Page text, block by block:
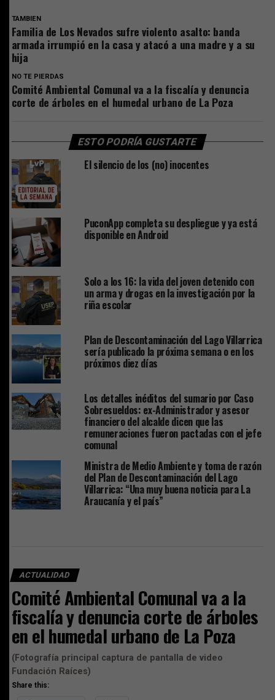
TAMBIEN
Familia de Los Nevados sufre violento asalto: banda
armada irrumpió en la casa y atacó a una madre y a su
hija
NO TE PIERDAS
Comité Ambiental Comunal va a la fiscalía y denuncia
corte de árboles en el humedal urbano de La Poza
ESTO PODRÍA GUSTARTE
El silencio de los (no) inocentes
PuconApp completa su despliegue y ya está
disponible en Android
Solo a los 16: la vida del joven detenido con
un arma y drogas en la investigación por la
riña escolar
Plan de Descontaminación del Lago Villarrica
sería publicado la próxima semana o en los
próximos diez días
Los detalles inéditos del sumario por Caso
Sobresueldos: ex-Administrador y asesor
financiero del alcalde dicen que las
remuneraciones fueron pactadas con el jefe
comunal
Ministra de Medio Ambiente y toma de razón
del Plan de Descontaminación del Lago
Villarrica: “Una muy buena noticia para La
Araucanía y el país”
ACTUALIDAD
Comité Ambiental Comunal va a la
fiscalía y denuncia corte de árboles
en el humedal urbano de La Poza
(Fotografía principal captura de pantalla de video
Fundación Raíces)
Share this: